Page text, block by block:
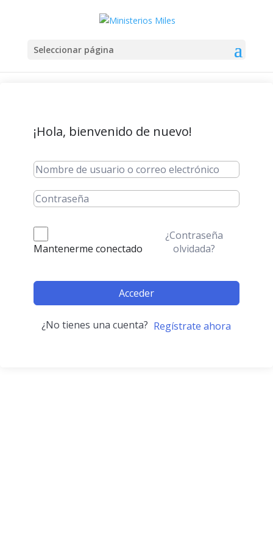
Seleccionar página
¡Hola, bienvenido de nuevo!
Mantenerme conectado
¿Contraseña
olvidada?
Acceder
¿No tienes una cuenta? Regístrate ahora